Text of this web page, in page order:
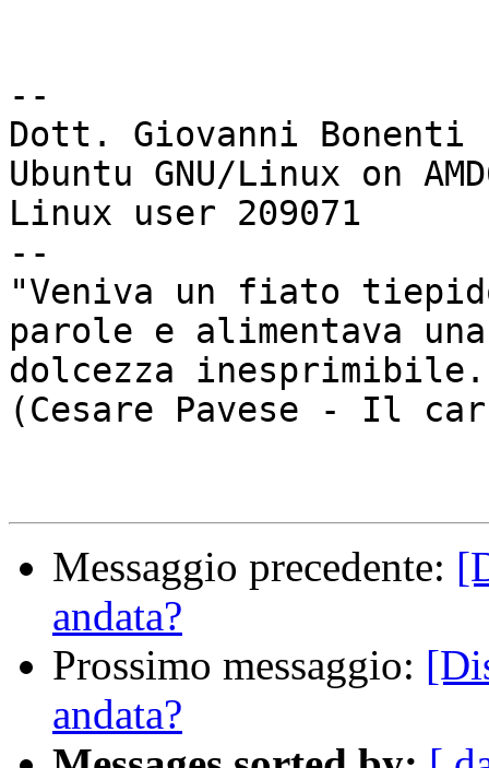
--
Dott. Giovanni Bonenti
Ubuntu GNU/Linux on
Linux user 209071
--
"Veniva un fiato
parole e alimentava una
dolcezza
(Cesare Pavese - Il
Messaggio precedente:
andata?
Prossimo messaggio:
andata?